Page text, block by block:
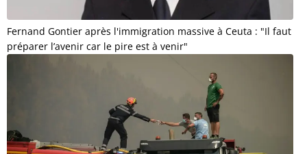
Fernand Gontier après l'immigration massive à Ceuta : "Il faut
préparer l’avenir car le pire est à venir"